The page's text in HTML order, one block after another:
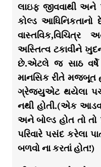
લાઇફ જીવવાથી અને
કોલ્ડ
વાસ્તવિક,વિચિત્ર
અસ્તિત્વ ટકાવીને
છે.એટલે જ સાઠ વર્ષે
માનસિક રીતે
ગ્રેજ્યુએટ થયેલા
નથી હોતી.(એક
અને બોલ્ડ હોત તો
પરિવારે પસંદ કરેલા
બળવો ના કરતાં હોત!)